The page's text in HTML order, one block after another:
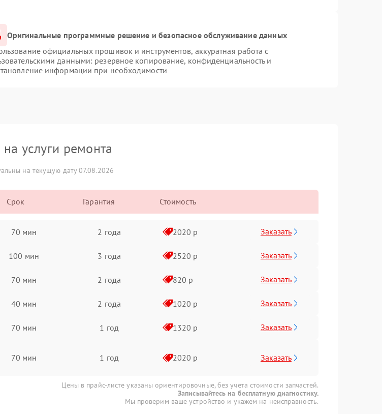
Оригинальные программные решение и безопасное обслуживание данных
официальных прошивок и инструментов, аккуратная работа с
данными: резервное копирование, конфиденциальность и
информации при необходимости
услуги ремонта
на текущую дату 07.08.2026
Срок Гарантия Стоимость
70 мин 2 года 2020 р Заказать
100 мин 3 года 2520 р Заказать
70 мин 2 года 820 р Заказать
40 мин 2 года 1020 р Заказать
70 мин 1 год 1320 р Заказать
70 мин 1 год 2020 р Заказать
Цены в прайс-листе указаны ориентировочные, без учета стоимости запчастей.
Записывайтесь на бесплатную диагностику.
Мы проверим ваше устройство и укажем на неисправность.